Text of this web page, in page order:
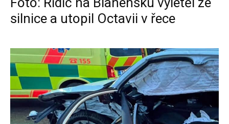
silnice a utopil Octavii v řece